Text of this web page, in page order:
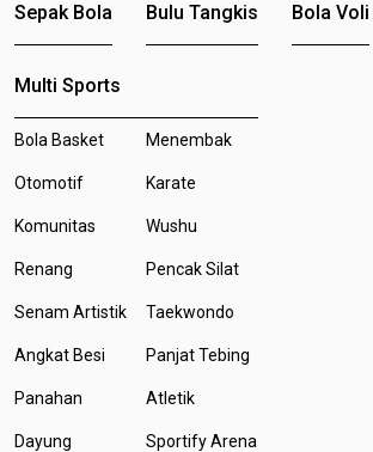
Sepak Bola Bulu Tangkis Bola Voli
Multi Sports
Bola Basket
Otomotif
Komunitas
Renang
Senam Artistik
Angkat Besi
Panahan
Dayung
Menembak
Karate
Wushu
Pencak Silat
Taekwondo
Panjat Tebing
Atletik
Sportify Arena